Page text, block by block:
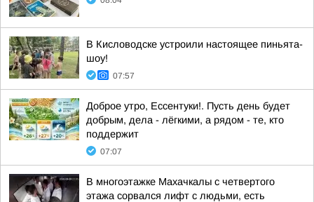
В Кисловодске устроили настоящее пиньята-
шоу!
07:57
Доброе утро, Ессентуки!. Пусть день будет
добрым, дела - лёгкими, а рядом - те, кто
поддержит
07:07
В многоэтажке Махачкалы с четвертого
этажа сорвался лифт с людьми, есть